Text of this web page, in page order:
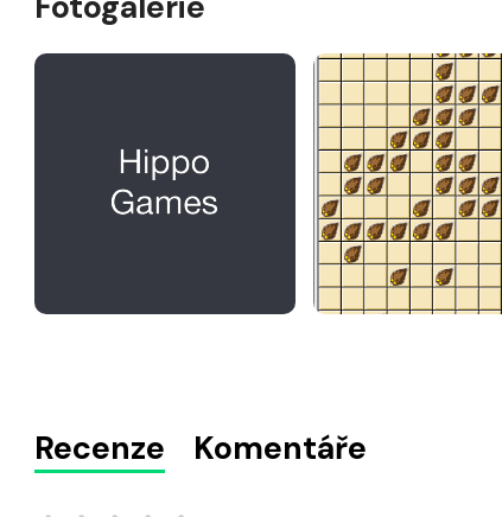
Recenze Komentáře